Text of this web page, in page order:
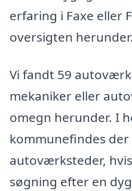
erfaring i Faxe eller
oversigten herunder.
Vi fandt 59
mekaniker eller
omegn herunder. I
kommunefindes
autoværksteder,
søgning efter en